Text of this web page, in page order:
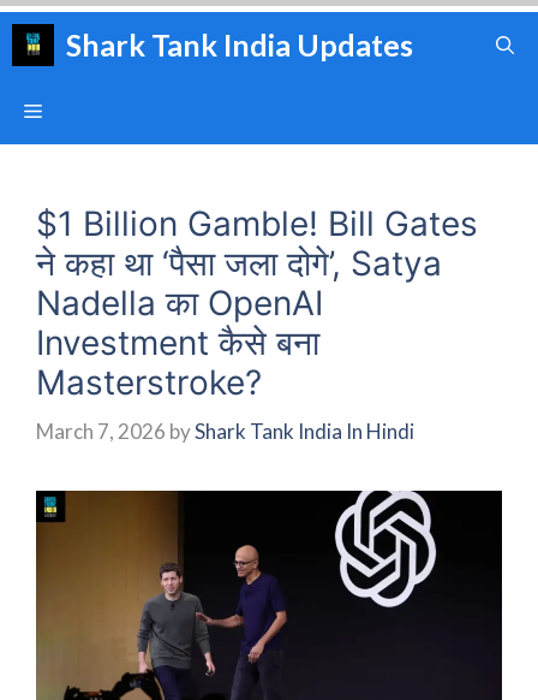
Skip
Shark Tank India Updates
Menu
$1 Billion Gamble! Bill Gates
ने कहा था ‘पैसा जला दोगे’, Satya
Nadella का OpenAI
Investment कैसे बना
Masterstroke?
March 7, 2026 byShark Tank India In Hindi